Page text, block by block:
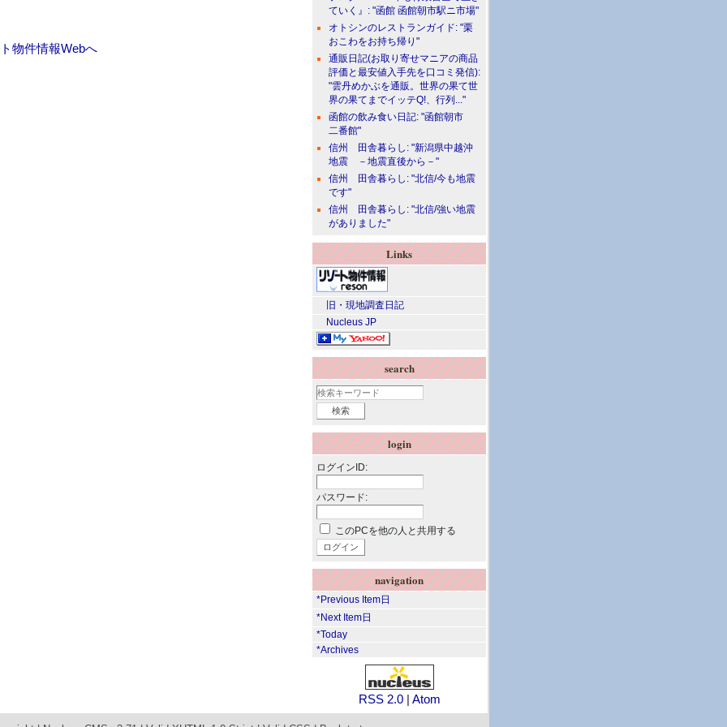
物件情報Webへ
ていく』: "函館 函館朝市駅ニ市場"
オトシンのレストランガイド: "栗
おこわをお持ち帰り"
通販日記(お取り寄せマニアの商品
評価と最安値入手先を口コミ発信):
"雲丹めかぶを通販。世界の果て世
界の果てまでイッテQ!、行列..."
函館の飲み食い日記: "函館朝市
二番館"
信州 田舎暮らし: "新潟県中越沖
地震 －地震直後から－"
信州 田舎暮らし: "北信/今も地震
です"
信州 田舎暮らし: "北信/強い地震
がありました"
Links
旧・現地調査日記
Nucleus JP
search
login
ログインID:
パスワード:
このPCを他の人と共用する
navigation
*Previous Item日
*Next Item日
*Today
*Archives
RSS 2.0| Atom